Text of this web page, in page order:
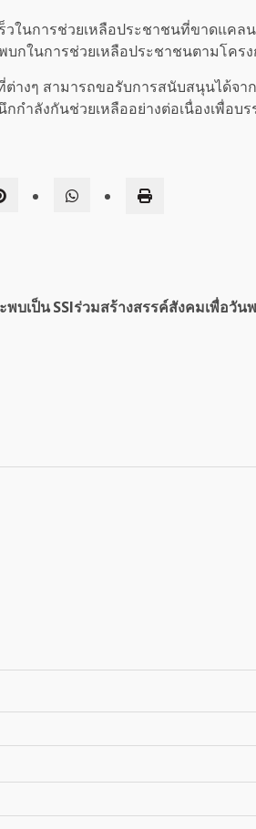
ในการช่วยเหลือประชาชนที่ขาดแค
นการช่วยเหลือประชาชนตามโครง
งๆ สามารถขอรับการสนับสนุนได้จ
ำลังกันช่วยเหลืออย่างต่อเนื่องเพื่อ
พบเป็นSSIร่วมสร้างสรรค์สังคมเพื่อวั